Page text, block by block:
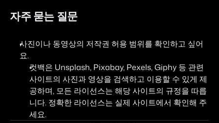
자주 묻는 질문
사진이나 동영상의 저작권 허용 범위를 확인하고 싶어
요.
컷백은 Unsplash, Pixabay, Pexels, Giphy 등 관련
사이트의 사진과 영상을 검색하고 이용할 수 있게 제
공하며, 모든 라이선스는 해당 사이트의 규정을 따릅
니다. 정확한 라이선스는 실제 사이트에서 확인해 주
세요.